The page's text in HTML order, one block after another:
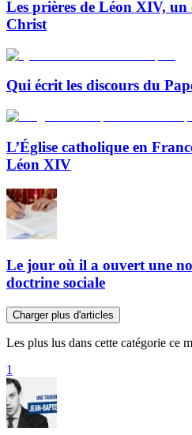
Les prières de Léon XIV,
Christ
Qui écrit les discours du
L’Église catholique en
Léon XIV
Le jour où il a ouvert une
doctrine sociale
Charger plus d'articles
Les plus lus dans cette catégorie ce
1